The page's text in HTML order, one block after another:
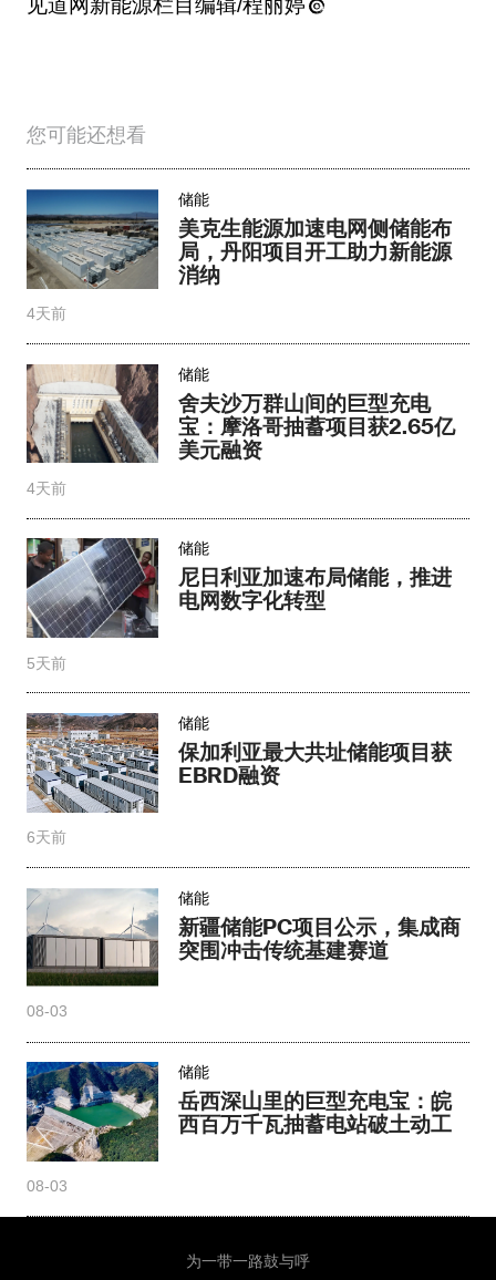
见道网新能源栏目编辑/程丽婷
您可能还想看
储能
美克生能源加速电网侧储能布
局，丹阳项目开工助力新能源
消纳
4天前
储能
舍夫沙万群山间的巨型充电
宝：摩洛哥抽蓄项目获2.65亿
美元融资
4天前
储能
尼日利亚加速布局储能，推进
电网数字化转型
5天前
储能
保加利亚最大共址储能项目获
EBRD融资
6天前
储能
新疆储能PC项目公示，集成商
突围冲击传统基建赛道​
08-03
储能
岳西深山里的巨型充电宝：皖
西百万千瓦抽蓄电站破土动工
08-03
为一带一路鼓与呼